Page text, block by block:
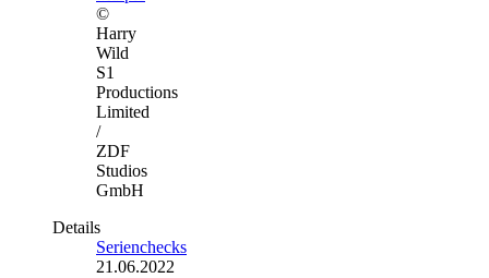
©
Harry
Wild
S1
Productions
Limited
/
ZDF
Studios
GmbH
Details
Serienchecks
21.06.2022